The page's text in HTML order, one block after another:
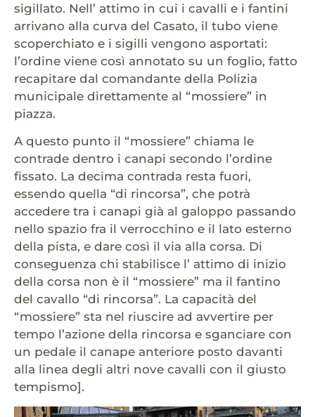
sigillato. Nell’ attimo in cui i cavalli e i fantini
arrivano alla curva del Casato, il tubo viene
scoperchiato e i sigilli vengono asportati:
l’ordine viene così annotato su un foglio, fatto
recapitare dal comandante della Polizia
municipale direttamente al “mossiere” in
piazza.
A questo punto il “mossiere” chiama le
contrade dentro i canapi secondo l’ordine
fissato. La decima contrada resta fuori,
essendo quella “di rincorsa”, che potrà
accedere tra i canapi già al galoppo passando
nello spazio fra il verrocchino e il lato esterno
della pista, e dare così il via alla corsa. Di
conseguenza chi stabilisce l’ attimo di inizio
della corsa non è il “mossiere” ma il fantino
del cavallo “di rincorsa”. La capacità del
“mossiere” sta nel riuscire ad avvertire per
tempo l’azione della rincorsa e sganciare con
un pedale il canape anteriore posto davanti
alla linea degli altri nove cavalli con il giusto
tempismo].